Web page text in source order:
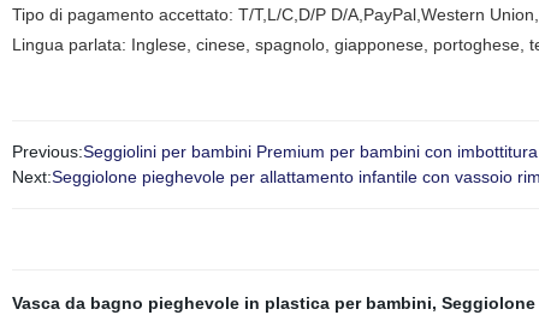
Tipo di pagamento accettato: T/T,L/C,D/P D/A,PayPal,Western
Lingua parlata: Inglese, cinese, spagnolo, giapponese, portoghese,
Previous:Seggiolini per bambini Premium per bambini con
Next:Seggiolone pieghevole per allattamento infantile con vassoio
Vasca da bagno pieghevole in plastica per bambini,